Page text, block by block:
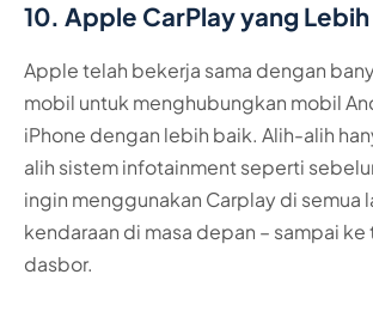
10. Apple CarPlay yang
Apple telah bekerja sama dengan
mobil untuk menghubungkan mobil
iPhone dengan lebih baik. Alih-alih
alih sistem infotainment seperti
ingin menggunakan Carplay di semua
kendaraan di masa depan – sampai ke
dasbor.